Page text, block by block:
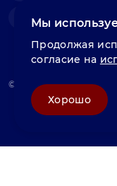
Фольга
© «Велунд
Мы
Продолжая
согласие на
Хорошо